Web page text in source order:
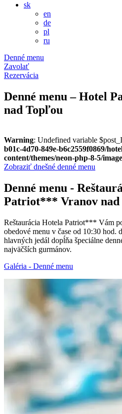
sk
en
de
pl
ru
Denné menu
Zavolať
Rezervácia
Denné menu – Hotel
nad Topľou
Warning: Undefined variable
b01c-4d70-849e-b6c2559f0869/
content/themes/neon-php-8-5/
Zobraziť dnešné denné menu
Denné menu -
Patriot*** Vranov nad
Reštaurácia Hotela Patriot*** Vám
obedové menu v čase od 10:30 hod.
hlavných jedál dopĺňa špeciálne
najväčších gurmánov.
Galéria - Denné menu